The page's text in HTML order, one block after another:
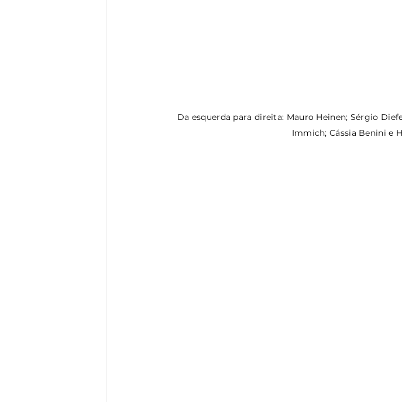
Da esquerda para direita: Mauro Heinen; Sérgio
Immich; Cássia Benini e